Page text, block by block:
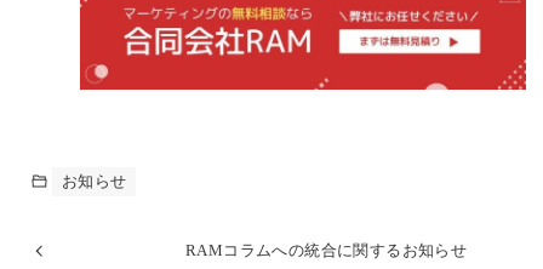
お知らせ
RAMコラムへの統合に関するお知らせ